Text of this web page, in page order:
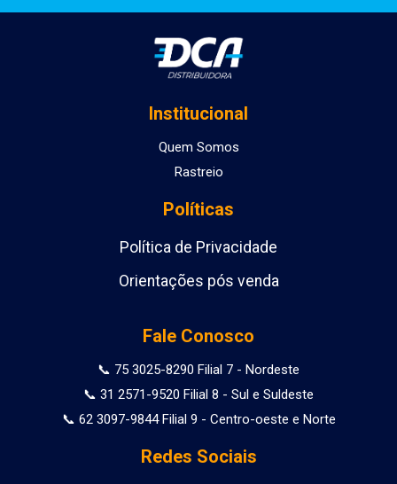
Institucional
Quem Somos
Rastreio
Políticas
Política de Privacidade
Orientações pós venda
Fale Conosco
📞 75 3025-8290 Filial 7 - Nordeste
📞 31 2571-9520 Filial 8 - Sul e Suldeste
📞 62 3097-9844 Filial 9 - Centro-oeste e Norte
Redes Sociais